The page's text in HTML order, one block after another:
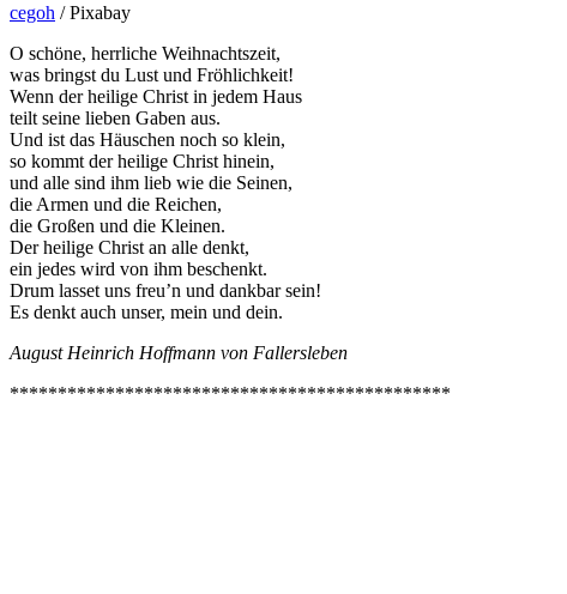
cegoh / Pixabay
O schöne, herrliche Weihnachtszeit,
was bringst du Lust und Fröhlichkeit!
Wenn der heilige Christ in jedem Haus
teilt seine lieben Gaben aus.
Und ist das Häuschen noch so klein,
so kommt der heilige Christ hinein,
und alle sind ihm lieb wie die Seinen,
die Armen und die Reichen,
die Großen und die Kleinen.
Der heilige Christ an alle denkt,
ein jedes wird von ihm beschenkt.
Drum lasset uns freu’n und dankbar sein!
Es denkt auch unser, mein und dein.
August Heinrich Hoffmann von Fallersleben
**********************************************